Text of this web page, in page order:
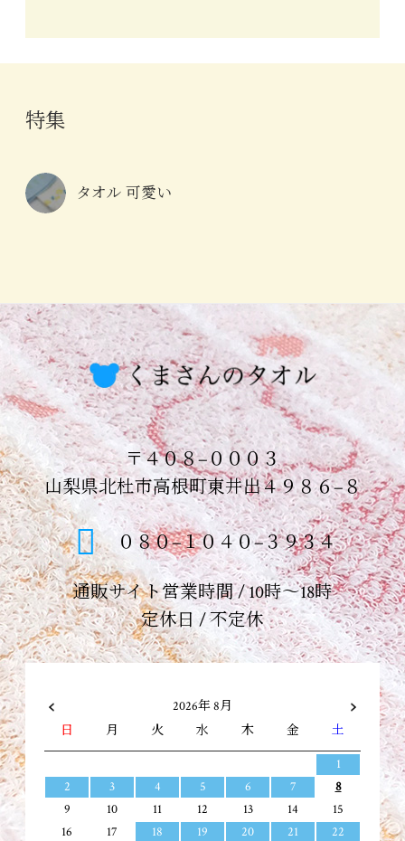
特集
タオル 可愛い
〒４０８−０００３
山梨県北杜市高根町東井出４９８６−８
０８０−１０４０−３９３４
通販サイト営業時間 / 10時～18時
定休日 / 不定休
2026年 8月
日
月 火 水 木 金 土
1
2
3 4 5 6 7
8
9
10 11 12 13 14
15
16
17 18 19 20 21 22